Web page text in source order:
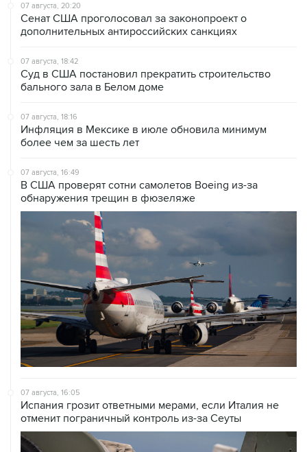
07 августа, 20:20
Сенат США проголосовал за законопроект о
дополнительных антироссийских санкциях
07 августа, 18:42
Суд в США постановил прекратить строительство
бального зала в Белом доме
07 августа, 18:16
Инфляция в Мексике в июле обновила минимум
более чем за шесть лет
07 августа, 16:49
В США проверят сотни самолетов Boeing из-за
обнаружения трещин в фюзеляже
07 августа, 16:05
Испания грозит ответными мерами, если Италия не
отменит пограничный контроль из-за Сеуты